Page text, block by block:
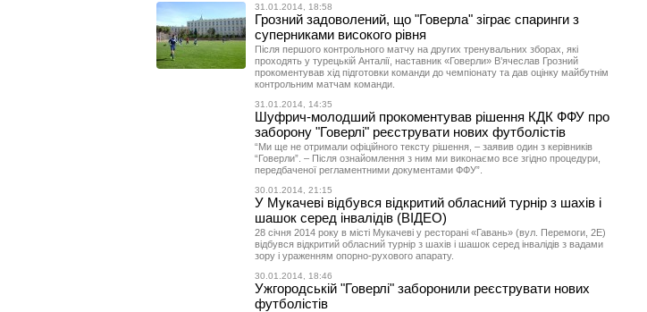
31.01.2014, 18:58
Грозний задоволений, що "Говерла" зіграє спаринги з
суперниками високого рівня
Після першого контрольного матчу на других тренувальних зборах, які
проходять у турецькій Анталії, наставник «Говерли» В’ячеслав Грозний
прокоментував хід підготовки команди до чемпіонату та дав оцінку майбутнім
контрольним матчам команди.
31.01.2014, 14:35
Шуфрич-молодший прокоментував рішення КДК ФФУ про
заборону "Говерлі" реєструвати нових футболістів
“Ми ще не отримали офіційного тексту рішення, – заявив один з керівників
“Говерли”. – Після ознайомлення з ним ми виконаємо все згідно процедури,
передбаченої регламентними документами ФФУ”.
30.01.2014, 21:15
У Мукачеві відбувся відкритий обласний турнір з шахів і
шашок серед інвалідів (ВІДЕО)
28 січня 2014 року в місті Мукачеві у ресторані «Гавань» (вул. Перемоги, 2Е)
відбувся відкритий обласний турнір з шахів і шашок серед інвалідів з вадами
зору і ураженням опорно-рухового апарату.
30.01.2014, 18:46
Ужгородській "Говерлі" заборонили реєструвати нових
футболістів